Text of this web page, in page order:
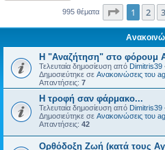
995 θέματα Σελίδα
1 2 3
Η "Αναζήτηση" στο φόρουμ
Τελευταία δημοσίευση από Dimitris39
Δημοσιεύτηκε σε Ανακοινώσεις του
Απαντήσεις: 7
H τροφή σαν φάρμακο...
Τελευταία δημοσίευση από Dimitris39
Δημοσιεύτηκε σε Ανακοινώσεις του
Απαντήσεις: 42
Ορθόδοξη Ζωή (κατά τους